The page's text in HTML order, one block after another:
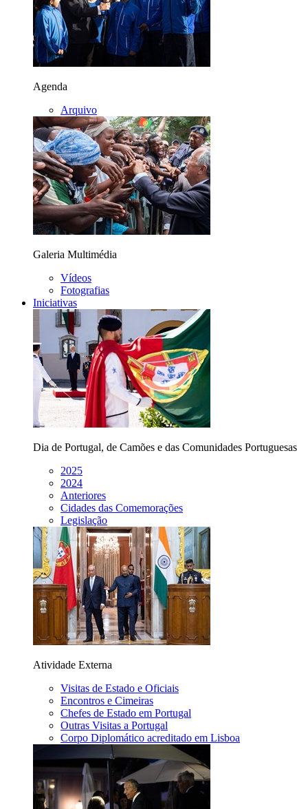
Agenda
Arquivo
Galeria Multimédia
Vídeos
Fotografias
Iniciativas
Dia de Portugal, de Camões e das Comunidades Portuguesas
2025
2024
Anteriores
Cidades das Comemorações
Legislação
Atividade Externa
Visitas de Estado e Oficiais
Encontros e Cimeiras
Chefes de Estado em Portugal
Outras Visitas a Portugal
Corpo Diplomático acreditado em Lisboa